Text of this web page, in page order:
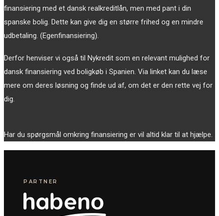
finansiering med et dansk realkreditlån, men med pant i din
spanske bolig. Dette kan give dig en større frihed og en mindre
udbetaling. (Egenfinansiering).
Derfor henviser vi også til Nykredit som en relevant mulighed for
dansk finansiering ved boligkøb i Spanien. Via linket kan du læse
mere om deres løsning og finde ud af, om det er den rette vej for
dig.
Har du spørgsmål omkring finansiering er vil altid klar til at hjælpe.
PARTNER